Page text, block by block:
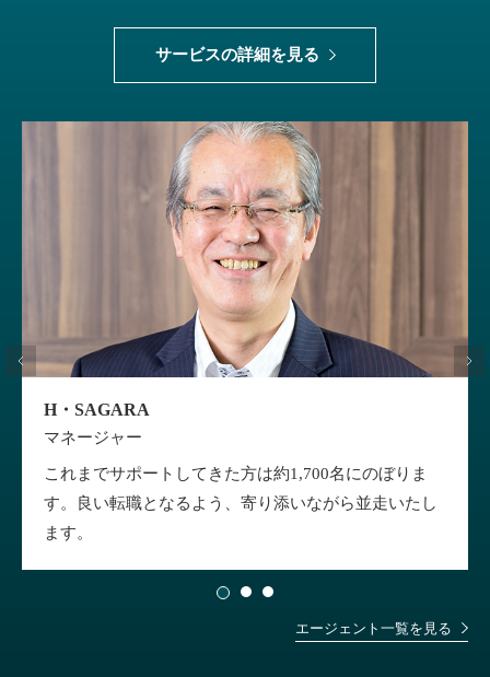
サービスの詳細を見る
H・SAGARA
マネージャー
これまでサポートしてきた方は約1,700名にのぼりま
す。良い転職となるよう、寄り添いながら並走いたし
ます。
エージェント一覧を見る